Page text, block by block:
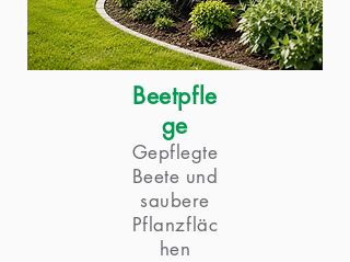
Beetpfle
ge
Gepflegte
Beete und
saubere
Pflanzfläc
hen